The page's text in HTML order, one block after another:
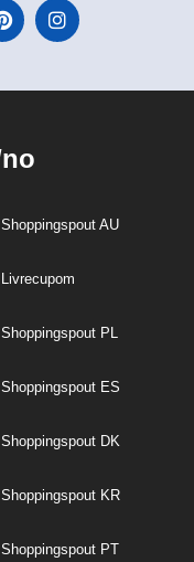
Shoppingspout AU
Livrecupom
Shoppingspout PL
Shoppingspout ES
Shoppingspout DK
Shoppingspout KR
Shoppingspout PT